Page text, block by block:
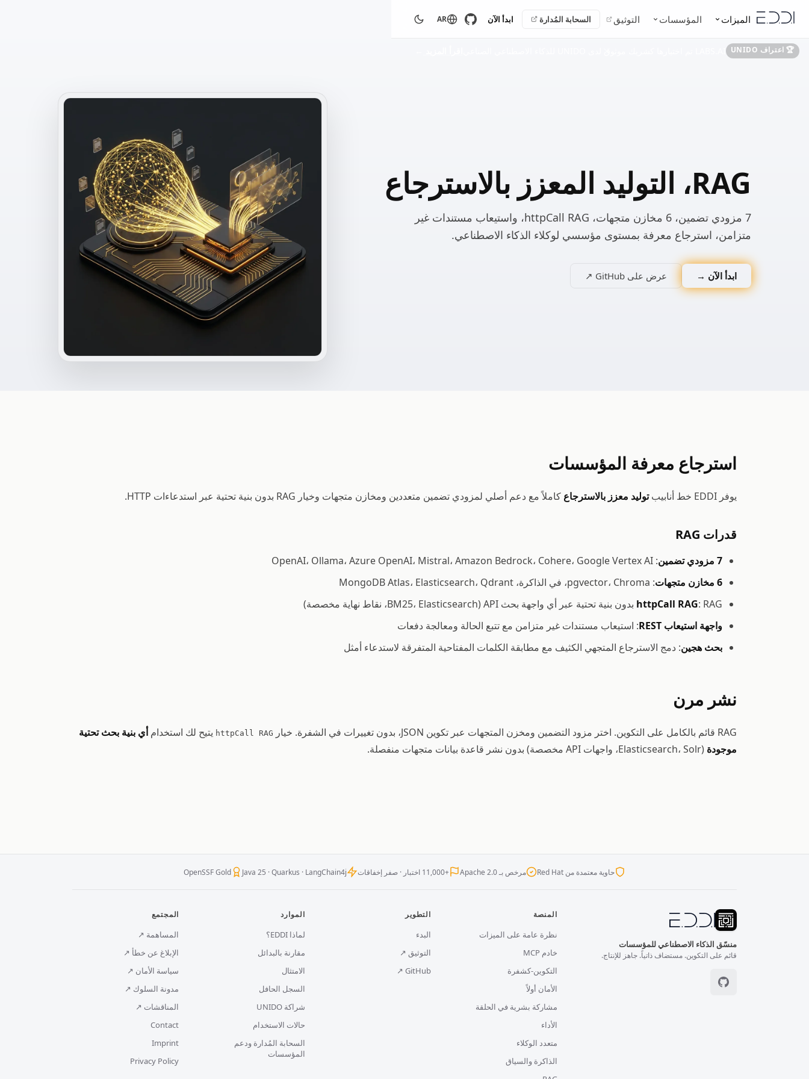
🏆 اعتراف UNIDO
الميزات المؤسسات التوثيق السحابة المُدارة ابدأ الآن AR
RAG، التوليد المعزز بالاسترجاع
7 مزودي تضمين، 6 مخازن متجهات، httpCall RAG، واستيعاب مستندات غير
متزامن، استرجاع معرفة بمستوى مؤسسي لوكلاء الذكاء الاصطناعي.
ابدأ الآن → عرض على GitHub ↗
استرجاع معرفة المؤسسات
يوفر EDDI خط أنابيب توليد معزز بالاسترجاع كاملاً مع دعم أصلي لمزودي تضمين متعددين ومخازن متجهات وخيار RAG بدون بنية تحتية عبر استدعاءات HTTP.
قدرات RAG
7 مزودي تضمين
: OpenAI، Ollama، Azure OpenAI، Mistral، Amazon Bedrock، Cohere، Google Vertex AI
6 مخازن متجهات
: pgvector، Chroma، في الذاكرة، MongoDB Atlas، Elasticsearch، Qdrant
httpCall RAG: RAG بدون بنية تحتية عبر أي واجهة بحث API (BM25، Elasticsearch، نقاط نهاية مخصصة)
واجهة استيعاب REST
: استيعاب مستندات غير متزامن مع تتبع الحالة ومعالجة دفعات
بحث هجين: دمج الاسترجاع المتجهي الكثيف مع مطابقة الكلمات المفتاحية المتفرقة لاستدعاء أمثل
نشر مرن
RAG قائم بالكامل على التكوين. اختر مزود التضمين ومخزن المتجهات عبر تكوين JSON، بدون تغييرات في الشفرة. خيار httpCall RAG يتيح لك استخدامأي بنية بحث تحتية
موجودة (Elasticsearch، Solr، واجهات API مخصصة) بدون نشر قاعدة بيانات متجهات منفصلة.
حاوية معتمدة من Red Hat مرخص بـ Apache 2.0 +11,000 اختبار · صفر إخفاقات Java 25 · Quarkus · LangChain4j
OpenSSF Gold
منسّق الذكاء الاصطناعي للمؤسسات
قائم على التكوين. مستضاف ذاتياً. جاهز للإنتاج.
المنصة
نظرة عامة على الميزات
خادم MCP
التكوين-كشفرة
الأمان أولاً
مشاركة بشرية في الحلقة
الأداء
متعدد الوكلاء
الذاكرة والسياق
التطوير
البدء
التوثيق ↗
GitHub ↗
الموارد
لماذا EDDI؟
مقارنة بالبدائل
الامتثال
السجل الحافل
شراكة UNIDO
حالات الاستخدام
السحابة المُدارة ودعم
المؤسسات
المجتمع
المساهمة ↗
الإبلاغ عن خطأ ↗
سياسة الأمان ↗
مدونة السلوك ↗
المناقشات ↗
Contact
Imprint
Privacy Policy